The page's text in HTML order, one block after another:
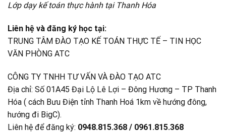
Lớp dạy kế toán thực hành tại Thanh Hóa
Liên hệ và đăng ký học tại:
TRUNG TÂM ĐÀO TẠO KẾ TOÁN THỰC TẾ – TIN HỌC
VĂN PHÒNG ATC
CÔNG TY TNHH TƯ VẤN VÀ ĐÀO TẠO ATC
Địa chỉ: Số 01A45 Đại Lộ Lê Lợi – Đông Hương – TP Thanh
Hóa ( cách Bưu Điện tỉnh Thanh Hoá 1km về hướng đông,
hướng đi BigC).
Liên hệ để đăng ký: 0948.815.368 / 0961.815.368